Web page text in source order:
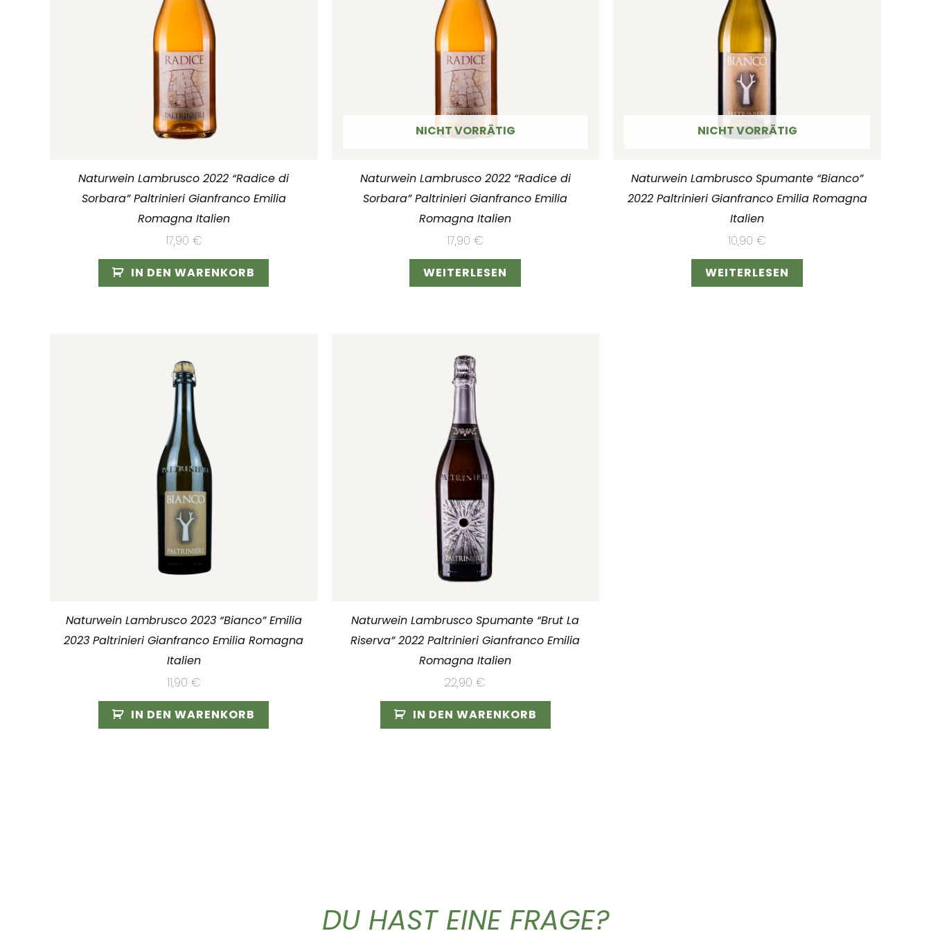
Naturwein Lambrusco 2022 “Radice di
Sorbara” Paltrinieri Gianfranco Emilia
Romagna Italien
17,90 €
IN DEN WARENKORB
NICHT VORRÄTIG
Naturwein Lambrusco 2022 “Radice di
Sorbara” Paltrinieri Gianfranco Emilia
Romagna Italien
17,90€
WEITERLESEN
NICHT VORRÄTIG
Naturwein Lambrusco Spumante “Bianco”
2022 Paltrinieri Gianfranco Emilia Romagna
Italien
10,90€
WEITERLESEN
Naturwein Lambrusco 2023 “Bianco” Emilia
2023 Paltrinieri Gianfranco Emilia Romagna
Italien
11,90 €
IN DEN WARENKORB
Naturwein Lambrusco Spumante “Brut La
Riserva” 2022 Paltrinieri Gianfranco Emilia
Romagna Italien
22,90€
IN DEN WARENKORB
DU HAST EINE FRAGE?